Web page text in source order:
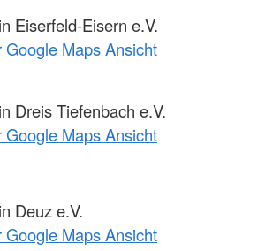
Eiserfeld-Eisern e.V.
Google Maps Ansicht
Dreis Tiefenbach e.V.
Google Maps Ansicht
Deuz e.V.
Google Maps Ansicht